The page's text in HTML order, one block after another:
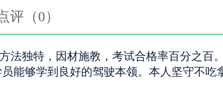
评（0）
法独特，因材施教，考试合格率百分之百
能够学到良好的驾驶本领。本人坚守不